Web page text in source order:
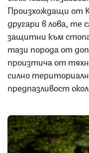
Произхождащи от
другари в лова, те
защитни към
тази порода от
произтича от
силно
предпазливост